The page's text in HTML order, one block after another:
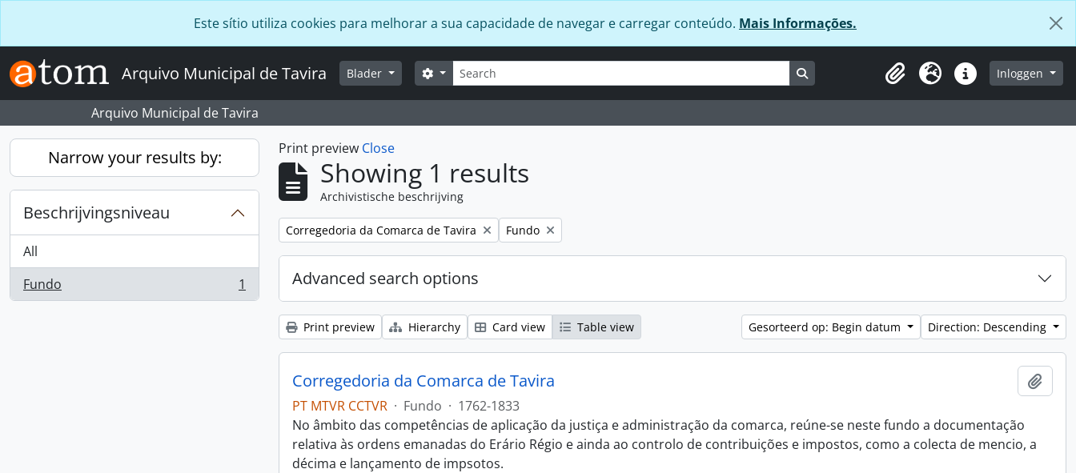
Este sítio utiliza cookies para melhorar a sua capacidade de navegar e carregar conteúdo. Mais Informações.
Arquivo Municipal de Tavira Blader zoeken
Search options Search in browse page
Clipboard
Taal Quick linksInloggen
Arquivo Municipal de Tavira
Narrow your results by:
Beschrijvingsniveau
All
Fundo
, 1 results 1
Print preview Close
Showing 1 results
Archivistische beschrijving
Remove filter:
Corregedoria da Comarca de Tavira Remove filter:
Fundo
Advanced search options
Print preview Hierarchy Card view Table view Gesorteerd op: Begin datum Direction: Descending
Corregedoria da Comarca de Tavira
PT MTVR CCTVR · Fundo · 1762-1833
No âmbito das competências de aplicação da justiça e administração da comarca, reúne-se neste fundo a documentação
relativa às ordens emanadas do Erário Régio e ainda ao controlo de contribuições e impostos, como a colecta de mencio, a
décima e lançamento de impsotos.